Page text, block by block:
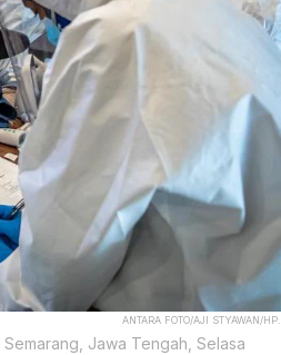
ANTARA FOTO/AJI STYAWAN/HP.
Jawa Tengah, Selasa